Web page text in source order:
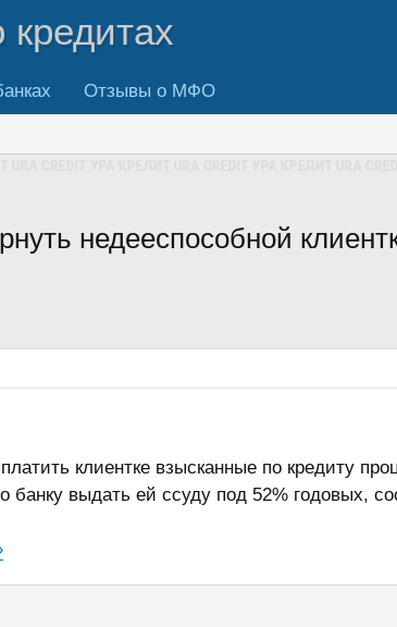
Отзывы о МФО
недееспособной
клиентке взысканные по кредиту
выдать ей ссуду под 52% годовых,